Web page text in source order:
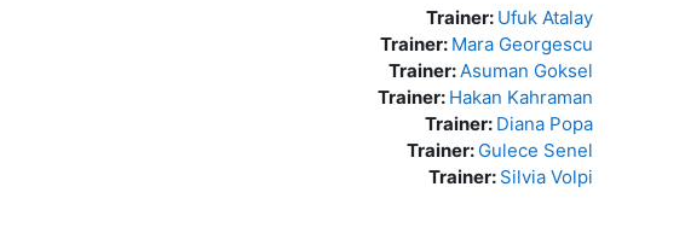
Trainer: Ufuk Atalay
Trainer: Mara Georgescu
Trainer:Asuman Goksel
Trainer: Hakan Kahraman
Trainer: Diana Popa
Trainer: Gulece Senel
Trainer: Silvia Volpi